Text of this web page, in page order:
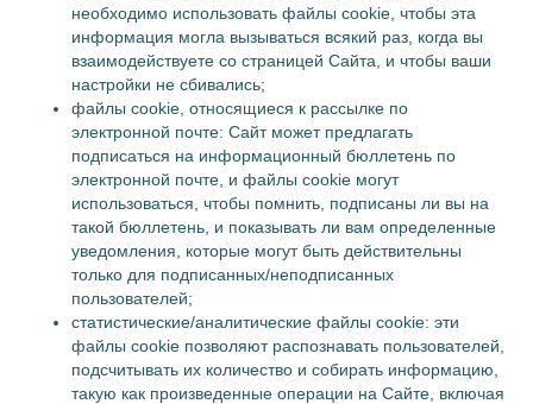
необходимо использовать файлы cookie, чтобы эта
информация могла вызываться всякий раз, когда вы
взаимодействуете со страницей Сайта, и чтобы ваши
настройки не сбивались;
файлы cookie, относящиеся к рассылке по
электронной почте: Сайт может предлагать
подписаться на информационный бюллетень по
электронной почте, и файлы cookie могут
использоваться, чтобы помнить, подписаны ли вы на
такой бюллетень, и показывать ли вам определенные
уведомления, которые могут быть действительны
только для подписанных/неподписанных
пользователей;
статистические/аналитические файлы cookie: эти
файлы cookie позволяют распознавать пользователей,
подсчитывать их количество и собирать информацию,
такую как произведенные операции на Сайте, включая